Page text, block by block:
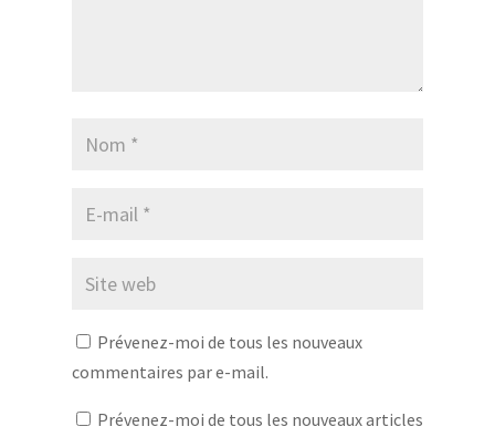
Prévenez-moi de tous les nouveaux
commentaires par e-mail.
Prévenez-moi de tous les nouveaux articles